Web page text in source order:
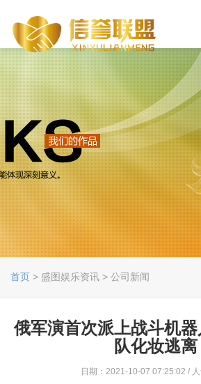
首页 > 盛图娱乐资讯 > 公司新闻
俄军演首次派上战斗机
队化妆逃离
日期：2021-10-07 07:25:02 /